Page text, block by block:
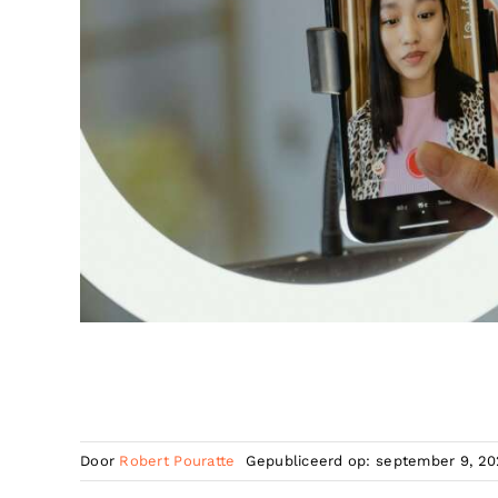
Door Robert Pouratte Gepubliceerd op: september 9,